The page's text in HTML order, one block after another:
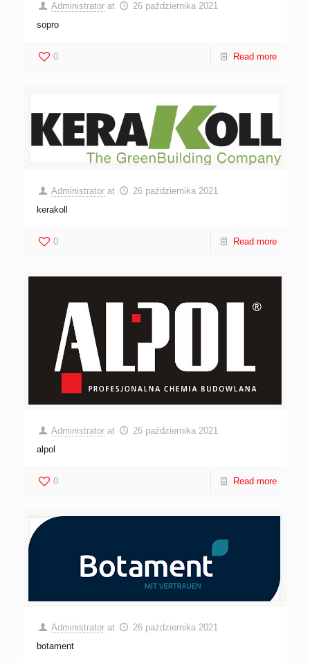
Administrator at
26 października 2021
sopro
0 Read more
Administrator at
26 października 2021
kerakoll
0 Read more
Administrator at
26 października 2021
alpol
0 Read more
Administrator at
26 października 2021
botament